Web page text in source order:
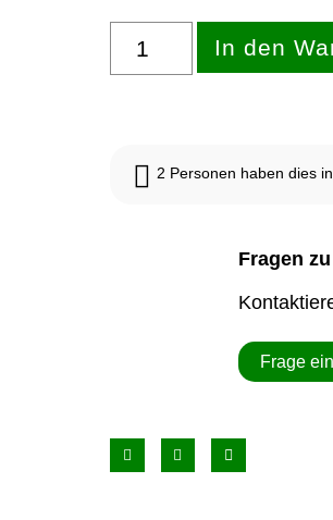
In den
2 Personen haben dies
Fragen
Frage